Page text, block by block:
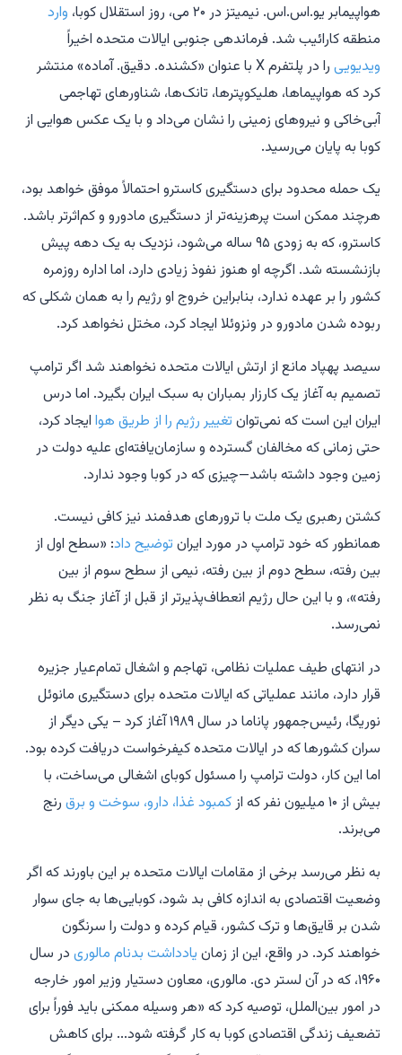
هواپیمابر یو.اس.اس. نیمیتز در ۲۰ می، روز استقلال کوبا،
وارد
منطقه کارائیب شد. فرماندهی جنوبی ایالات متحده اخیراً
ویدیویی
را در پلتفرم X با عنوان «کشنده. دقیق. آماده» منتشر
کرد که هواپیماها، هلیکوپترها، تانک‌ها، شناورهای تهاجمی
آبی‌خاکی و نیروهای زمینی را نشان می‌داد و با یک عکس هوایی از
کوبا به پایان می‌رسید.
یک حمله محدود برای دستگیری کاسترو احتمالاً موفق خواهد بود،
هرچند ممکن است پرهزینه‌تر از دستگیری مادورو و کم‌اثرتر باشد.
کاسترو، که به زودی ۹۵ ساله می‌شود، نزدیک به یک دهه پیش
بازنشسته شد. اگرچه او هنوز نفوذ زیادی دارد، اما اداره روزمره
کشور را بر عهده ندارد، بنابراین خروج او رژیم را به همان شکلی که
ربوده شدن مادورو در ونزوئلا ایجاد کرد، مختل نخواهد کرد.
سیصد پهپاد مانع از ارتش ایالات متحده نخواهند شد اگر ترامپ
تصمیم به آغاز یک کارزار بمباران به سبک ایران بگیرد. اما درس
ایران این است که نمی‌توان تغییر رژیم را از طریق هوا ایجاد کرد،
حتی زمانی که مخالفان گسترده و سازمان‌یافته‌ای علیه دولت در
زمین وجود داشته باشد—چیزی که در کوبا وجود ندارد.
کشتن رهبری یک ملت با ترورهای هدفمند نیز کافی نیست.
همانطور که خود ترامپ در مورد ایران توضیح داد: «سطح اول از
بین رفته، سطح دوم از بین رفته، نیمی از سطح سوم از بین
رفته»، و با این حال رژیم انعطاف‌پذیرتر از قبل از آغاز جنگ به نظر
نمی‌رسد.
در انتهای طیف عملیات نظامی، تهاجم و اشغال تمام‌عیار جزیره
قرار دارد، مانند عملیاتی که ایالات متحده برای دستگیری مانوئل
نوریگا، رئیس‌جمهور پاناما در سال ۱۹۸۹ آغاز کرد – یکی دیگر از
سران کشورها که در ایالات متحده کیفرخواست دریافت کرده بود.
اما این کار، دولت ترامپ را مسئول کوبای اشغالی می‌ساخت، با
بیش از ۱۰ میلیون نفر که از
کمبود غذا، دارو، سوخت و برق رنج
می‌برند.
به نظر می‌رسد برخی از مقامات ایالات متحده بر این باورند که اگر
وضعیت اقتصادی به اندازه کافی بد شود، کوبایی‌ها به جای سوار
شدن بر قایق‌ها و ترک کشور، قیام کرده و دولت را سرنگون
خواهند کرد. در واقع، این از زمان یادداشت بدنام مالوری در سال
۱۹۶۰، که در آن لستر دی. مالوری، معاون دستیار وزیر امور خارجه
در امور بین‌الملل، توصیه کرد که «هر وسیله ممکنی باید فوراً برای
تضعیف زندگی اقتصادی کوبا به کار گرفته شود... برای کاهش